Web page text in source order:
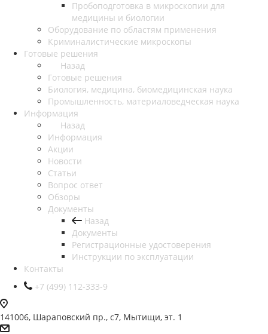
Пробоподготовка в микроскопии для
медицины и биологии
Оборудование по областям применения
Криминалистические микроскопы
Готовые решения
Назад
Готовые решения
Биология, медицина, биомедицинская наука
Промышленность, материаловедческая наука
Информация
Назад
Информация
Акции
Новости
Статьи
Вопрос ответ
Обзоры
Документы
Назад
Документы
Регистрационные удостоверения
Инструкции по эксплуатации
Контакты
+7 (499) 112-333-9
141006, Шараповский пр., с7, Мытищи, эт. 1